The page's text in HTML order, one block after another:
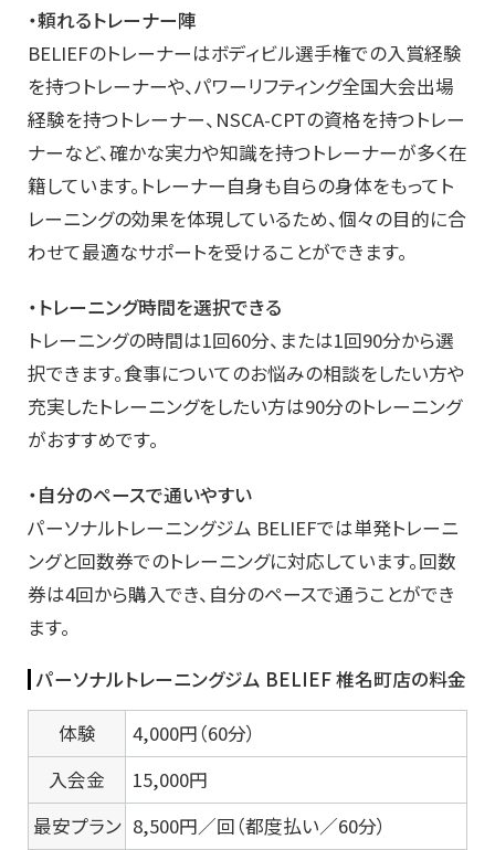
・頼れるトレーナー陣
BELIEFのトレーナーはボディビル選手権での入賞経験
を持つトレーナーや、パワーリフティング全国大会出場
経験を持つトレーナー、NSCA-CPTの資格を持つトレー
ナーなど、確かな実力や知識を持つトレーナーが多く在
籍しています。トレーナー自身も自らの身体をもってト
レーニングの効果を体現しているため、個々の目的に合
わせて最適なサポートを受けることができます。
・トレーニング時間を選択できる
トレーニングの時間は1回60分、または1回90分から選
択できます。食事についてのお悩みの相談をしたい方や
充実したトレーニングをしたい方は90分のトレーニング
がおすすめです。
・自分のペースで通いやすい
パーソナルトレーニングジム BELIEFでは単発トレーニ
ングと回数券でのトレーニングに対応しています。回数
券は4回から購入でき、自分のペースで通うことができ
ます。
パーソナルトレーニングジム BELIEF 椎名町店の料金
体験
4,000円（60分）
入会金
15,000円
最安プラン 8,500円／回（都度払い／60分）